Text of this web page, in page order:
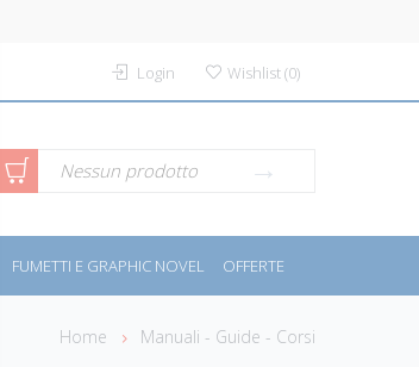
Login Wishlist(0)
Nessun prodotto
FUMETTI E GRAPHIC NOVEL OFFERTE
Home Manuali - Guide - Corsi